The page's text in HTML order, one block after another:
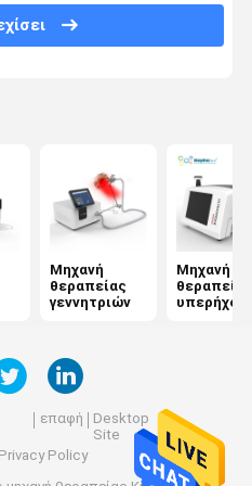
Μηχανή
θεραπείας
γεννητριών
Μηχανή
θεραπείας
υπερήχου
επαφή
Desktop
Site
Privacy Policy